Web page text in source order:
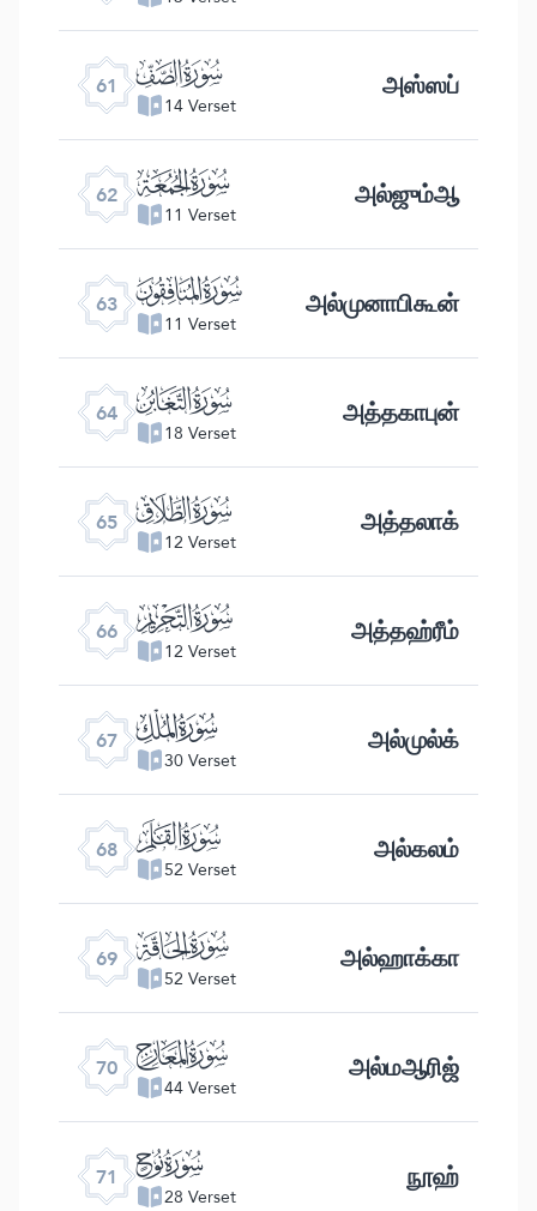
61 ﯪ
14 Verset அஸ்ஸப்
62 ﯫ
11 Verset அல்ஜும்ஆ
63 ﯬ
11 Verset அல்முனாபிகூன்
64 ﯭ
18 Verset அத்தகாபுன்
65 ﯮ
12 Verset அத்தலாக்
66 ﯯ
12 Verset அத்தஹ்ரீம்
67 ﯰ
30 Verset அல்முல்க்
68 ﯱ
52 Verset அல்கலம்
69 ﯲ
52 Verset அல்ஹாக்கா
70 ﯳ
44 Verset அல்மஆரிஜ்
71 ﯴ
28 Verset நூஹ்